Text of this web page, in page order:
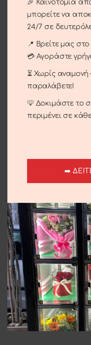
35.00€
95.00€
🎉 Καινοτομία
μπορείτε να
24/7 σε
📍 Βρείτε μας
💳 Αγοράστε
⏳ Χωρίς
παραλάβετε!
💡 Δοκιμάστε το
περιμένει σε
➡️